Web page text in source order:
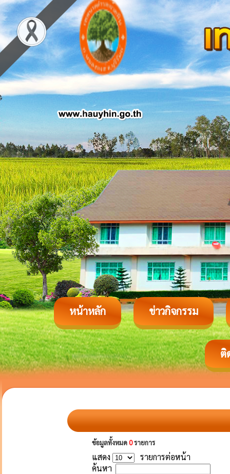
หน้าหลัก ข่าวกิจกรรม
ติ
ข้อมูลทั้งหมด0รายการ
แสดง
รายการต่อหน้า
ค้นหา